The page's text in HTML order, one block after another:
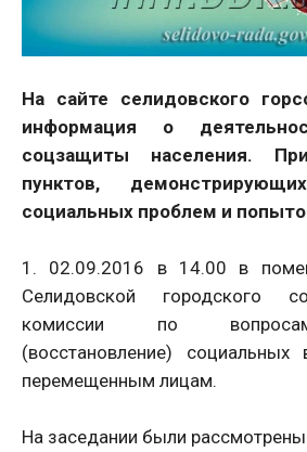
На сайте селидовского
информация о
соцзащиты населения.
пунктов,
социальных проблем и
1. 02.09.2016 в 14.00 в
Селидовской городского
комиссии по
(восстановление) социальных
перемещенным лицам.
На заседании были